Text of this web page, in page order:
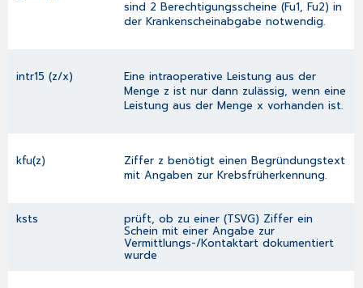
sind 2 Berechtigungsscheine (Fu1, Fu2) in
der Krankenscheinabgabe notwendig.
intr15 (z/x)
Eine intraoperative Leistung aus der
Menge z ist nur dann zulässig, wenn eine
Leistung aus der Menge x vorhanden ist.
kfu(z)
Ziffer z benötigt einen Begründungstext
mit Angaben zur Krebsfrüherkennung.
ksts prüft, ob zu einer (TSVG) Ziffer ein
Schein mit einer Angabe zur
Vermittlungs-/Kontaktart dokumentiert
wurde